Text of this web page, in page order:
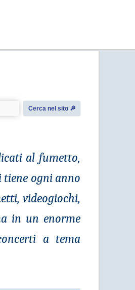
Cerca nel sito 🔎︎
al fumetto,
tiene ogni anno
videogiochi,
in un enorme
a tema